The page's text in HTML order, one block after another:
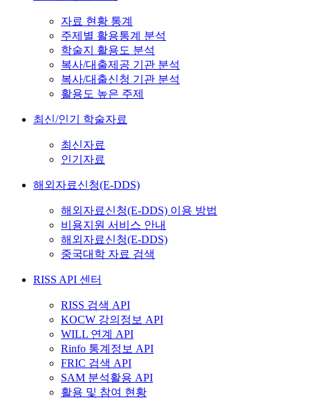
자료 현황 통계
주제별 활용통계 분석
학술지 활용도 분석
복사/대출제공 기관 분석
복사/대출신청 기관 분석
활용도 높은 주제
최신/인기 학술자료
최신자료
인기자료
해외자료신청(E-DDS)
해외자료신청(E-DDS) 이용 방법
비용지원 서비스 안내
해외자료신청(E-DDS)
중국대학 자료 검색
RISS API 센터
RISS 검색 API
KOCW 강의정보 API
WILL 연계 API
Rinfo 통계정보 API
FRIC 검색 API
SAM 분석활용 API
활용 및 참여 현황